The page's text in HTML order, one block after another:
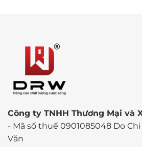
Công ty TNHH Thương Mại và
- Mã số thuế 0901085048 Do
Văn